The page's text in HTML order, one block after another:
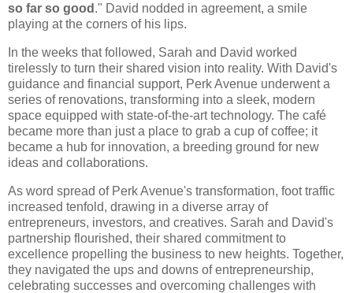
so far so good ." David nodded in agreement, a smile
playing at the corners of his lips.
In the weeks that followed, Sarah and David worked
tirelessly to turn their shared vision into reality. With David's
guidance and financial support, Perk Avenue underwent a
series of renovations, transforming into a sleek, modern
space equipped with state-of-the-art technology. The café
became more than just a place to grab a cup of coffee; it
became a hub for innovation, a breeding ground for new
ideas and collaborations.
As word spread of Perk Avenue's transformation, foot traffic
increased tenfold, drawing in a diverse array of
entrepreneurs, investors, and creatives. Sarah and David's
partnership flourished, their shared commitment to
excellence propelling the business to new heights. Together,
they navigated the ups and downs of entrepreneurship,
celebrating successes and overcoming challenges with